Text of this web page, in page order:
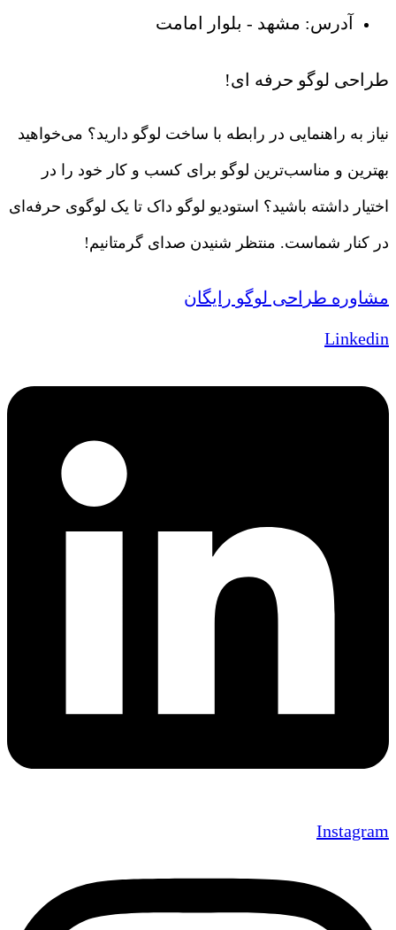
آدرس: مشهد - بلوار امامت
طراحی لوگو حرفه ای!
نیاز به راهنمایی در رابطه با ساخت لوگو دارید؟ می‌خواهید
بهترین و مناسب‌ترین لوگو برای کسب و کار خود را در
اختیار داشته باشید؟ استودیو لوگو داک تا یک لوگوی حرفه‌ای
در کنار شماست. منتظر شنیدن صدای گرمتانیم!
مشاوره طراحی لوگو رایگان
Linkedin
Instagram